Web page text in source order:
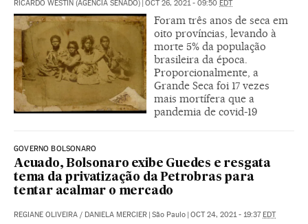
RICARDO WESTIN (AGÊNCIA SENADO) OCT 26, 2021 - 09:50 EDT
Foram três anos de seca em
oito províncias, levando à
morte 5% da população
brasileira da época.
Proporcionalmente, a
Grande Seca foi 17 vezes
mais mortífera que a
pandemia de covid-19
GOVERNO BOLSONARO
Acuado, Bolsonaro exibe Guedes e resgata
tema da privatização da Petrobras para
tentar acalmar o mercado
REGIANE OLIVEIRA / DANIELA MERCIER | São Paulo | OCT 24, 2021 - 19:37EDT